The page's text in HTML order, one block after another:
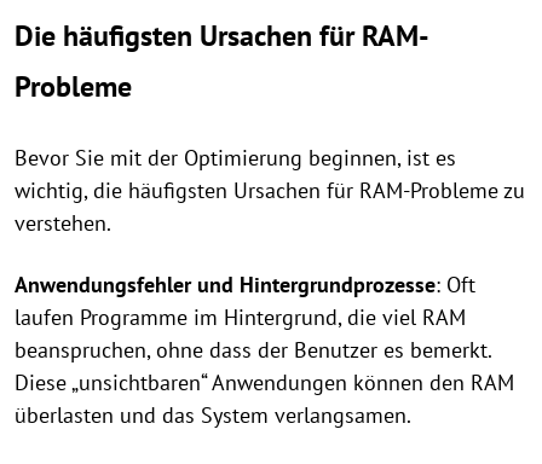
Die häufigsten Ursachen für RAM-
Probleme
Bevor Sie mit der Optimierung beginnen, ist es
wichtig, die häufigsten Ursachen für RAM-Probleme zu
verstehen.
Anwendungsfehler und Hintergrundprozesse: Oft
laufen Programme im Hintergrund, die viel RAM
beanspruchen, ohne dass der Benutzer es bemerkt.
Diese „unsichtbaren“ Anwendungen können den RAM
überlasten und das System verlangsamen.